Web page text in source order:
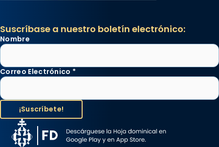
Suscríbase a nuestro boletín electrónico:
Nombre
Correo Electrónico *